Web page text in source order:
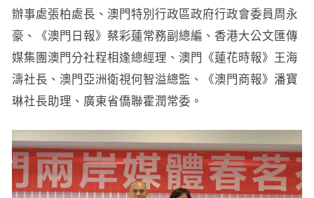
辦事處張柏處長、澳門特別行政區政府行政會委員周永
豪、《澳門日報》蔡彩蓮常務副總編、香港大公文匯傳
媒集團澳門分社程相逢總經理、澳門《蓮花時報》王海
濤社長、澳門亞洲衛視何智溢總監、《澳門商報》潘寶
琳社長助理、廣東省僑聯霍潤常委。